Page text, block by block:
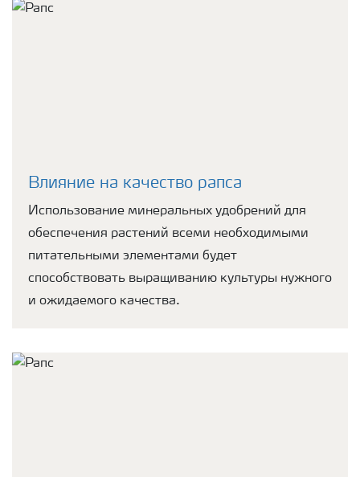
Влияние на качество рапса
Использование минеральных удобрений для
обеспечения растений всеми необходимыми
питательными элементами будет
способствовать выращиванию культуры нужного
и ожидаемого качества.